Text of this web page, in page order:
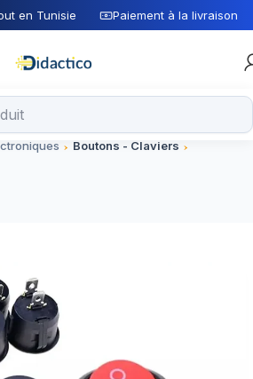
en Tunisie Paiement à la livraison
Boutons - Claviers